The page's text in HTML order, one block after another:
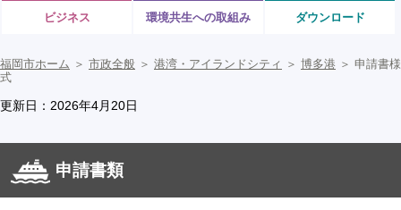
ビジネス 環境共生への取組み ダウンロード
福岡市ホーム ＞ 市政全般 ＞ 港湾・アイランドシティ ＞ 博多港 ＞ 申請書様
式
更新日：2026年4月20日
申請書類